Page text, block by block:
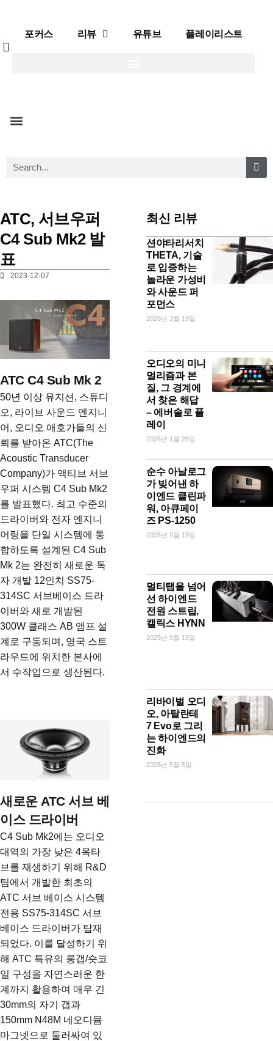
포커스 리뷰 유튜브 플레이리스트
ATC, 서브우퍼
C4 Sub Mk2 발
표
2023-12-07
ATC C4 Sub Mk 2
50년 이상 뮤지션, 스튜디
오, 라이브 사운드 엔지니
어, 오디오 애호가들의 신
뢰를 받아온 ATC(The
Acoustic Transducer
Company)가 액티브 서브
우퍼 시스템 C4 Sub Mk2
를 발표했다. 최고 수준의
드라이버와 전자 엔지니
어링을 단일 시스템에 통
합하도록 설계된 C4 Sub
Mk 2는 완전히 새로운 독
자 개발 12인치 SS75-
314SC 서브베이스 드라
이버와 새로 개발된
300W 클래스 AB 앰프 설
계로 구동되며, 영국 스트
라우드에 위치한 본사에
서 수작업으로 생산된다.
새로운 ATC 서브 베
이스 드라이버
C4 Sub Mk2에는 오디오
대역의 가장 낮은 4옥타
브를 재생하기 위해 R&D
팀에서 개발한 최초의
ATC 서브 베이스 시스템
전용 SS75-314SC 서브
베이스 드라이버가 탑재
되었다. 이를 달성하기 위
해 ATC 특유의 롱갭/숏코
일 구성을 자연스러운 한
계까지 활용하여 매우 긴
30mm의 자기 갭과
150mm N48M 네오디뮴
마그넷으로 둘러싸여 있
최신 리뷰
션야타리서치
THETA, 기술
로 입증하는
놀라운 가성비
와 사운드 퍼
포먼스
2026년 3월 19일
오디오의 미니
멀리즘과 본
질, 그 경계에
서 찾은 해답
– 에버솔로 플
레이
2026년 1월 28일
순수 아날로그
가 빚어낸 하
이엔드 클린파
워, 아큐페이
즈 PS-1250
2025년 9월 19일
멀티탭을 넘어
선 하이엔드
전원 스트립,
캘릭스 HYNN
2025년 9월 15일
리바이벌 오디
오, 아탈란테
7 Evo로 그리
는 하이엔드의
진화
2025년 5월 5일